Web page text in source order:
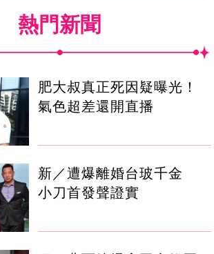
熱門新聞
肥大叔真正死因疑曝光！
氣色超差還開直播
新／遭爆離婚台玻千金
小刀首發聲證實